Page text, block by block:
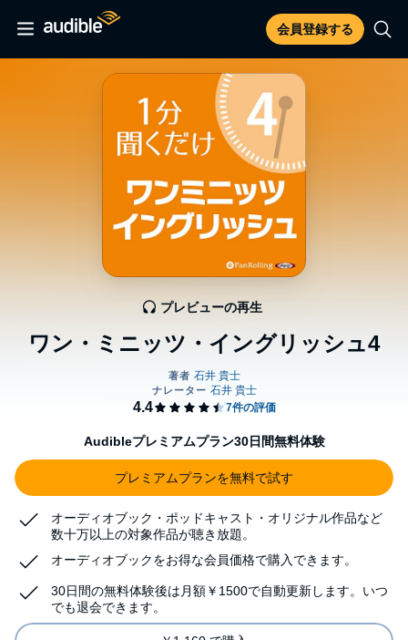
会員登録する
ワン・ミニッツ・イングリッシュ4
プレビューの再生
Audibleプレミアムプラン30日間無料体験
プレミアムプランを無料で試す
オーディオブック・ポッドキャスト・オリジナル作品など
数十万以上の対象作品が聴き放題。
オーディオブックをお得な会員価格で購入できます。
30日間の無料体験後は月額￥1500で自動更新します。いつ
でも退会できます。